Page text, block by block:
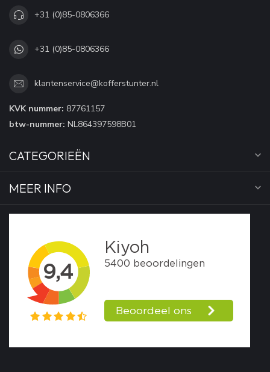
+31 (0)85-0806366
+31 (0)85-0806366
klantenservice@kofferstunter.nl
KVK nummer: 87761157
btw-nummer: NL864397598B01
CATEGORIEËN
MEER INFO